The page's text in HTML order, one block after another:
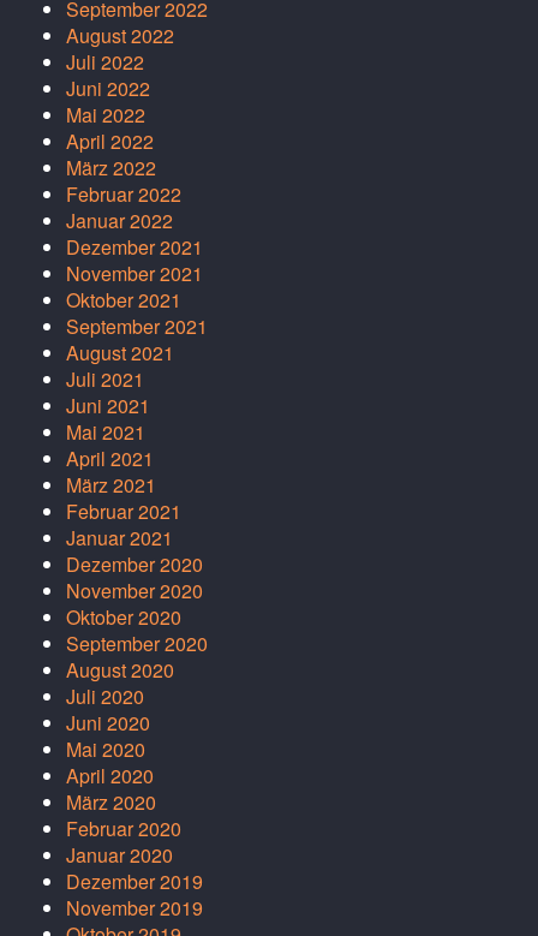
September 2022
August 2022
Juli 2022
Juni 2022
Mai 2022
April 2022
März 2022
Februar 2022
Januar 2022
Dezember 2021
November 2021
Oktober 2021
September 2021
August 2021
Juli 2021
Juni 2021
Mai 2021
April 2021
März 2021
Februar 2021
Januar 2021
Dezember 2020
November 2020
Oktober 2020
September 2020
August 2020
Juli 2020
Juni 2020
Mai 2020
April 2020
März 2020
Februar 2020
Januar 2020
Dezember 2019
November 2019